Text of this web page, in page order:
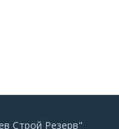
Строй Резерв"